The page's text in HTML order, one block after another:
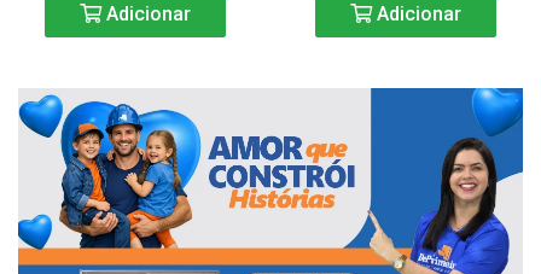
Adicionar Adicionar